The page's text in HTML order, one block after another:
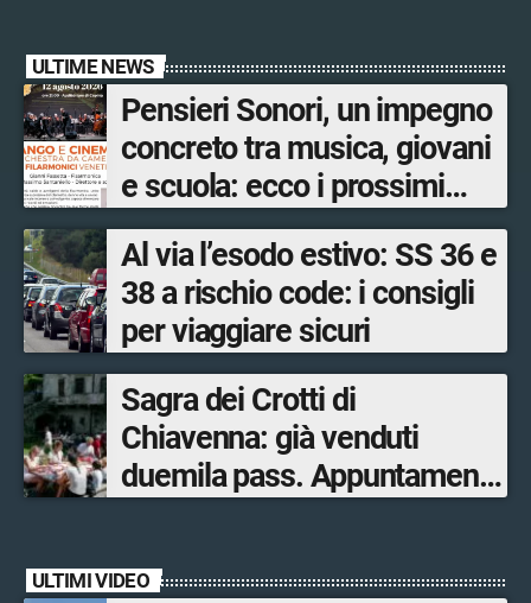
ULTIME NEWS
Pensieri Sonori, un impegno
concreto tra musica, giovani
e scuola: ecco i prossimi
appuntamenti in Valtellina
Al via l’esodo estivo: SS 36 e
38 a rischio code: i consigli
per viaggiare sicuri
Sagra dei Crotti di
Chiavenna: già venduti
duemila pass. Appuntamento
ULTIMI VIDEO